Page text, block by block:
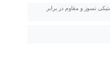
نسوز و مقاوم در برابر